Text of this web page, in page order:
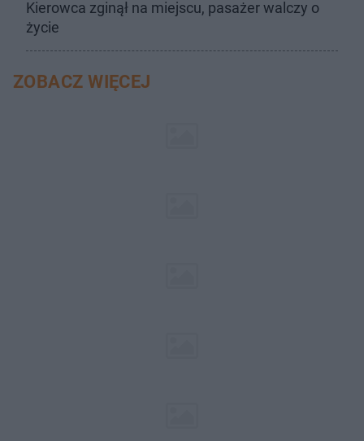
Kierowca zginął na miejscu, pasażer walczy o
życie
ZOBACZ WIĘCEJ